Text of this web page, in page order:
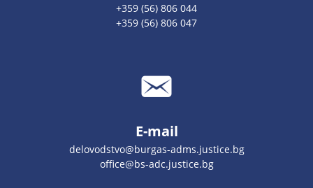
+359 (56) 806 044
+359 (56) 806 047
E-mail
delovodstvo@burgas-adms.justice.bg
office@bs-adc.justice.bg